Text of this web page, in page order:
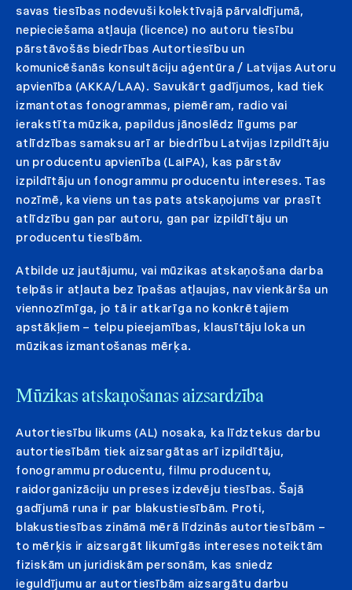
savas tiesības nodevuši kolektīvajā pārvaldījumā,
nepieciešama atļauja (licence) no autoru tiesību
pārstāvošās biedrības Autortiesību un
komunicēšanās konsultāciju aģentūra / Latvijas Autoru
apvienība (AKKA/LAA). Savukārt gadījumos, kad tiek
izmantotas fonogrammas, piemēram, radio vai
ierakstīta mūzika, papildus jānoslēdz līgums par
atlīdzības samaksu arī ar biedrību Latvijas Izpildītāju
un producentu apvienība (LaIPA), kas pārstāv
izpildītāju un fonogrammu producentu intereses. Tas
nozīmē, ka viens un tas pats atskaņojums var prasīt
atlīdzību gan par autoru, gan par izpildītāju un
producentu tiesībām.
Atbilde uz jautājumu, vai mūzikas atskaņošana darba
telpās ir atļauta bez īpašas atļaujas, nav vienkārša un
viennozīmīga, jo tā ir atkarīga no konkrētajiem
apstākļiem – telpu pieejamības, klausītāju loka un
mūzikas izmantošanas mērķa.
Mūzikas atskaņošanas aizsardzība
Autortiesību likums (AL) nosaka, ka līdztekus darbu
autortiesībām tiek aizsargātas arī izpildītāju,
fonogrammu producentu, filmu producentu,
raidorganizāciju un preses izdevēju tiesības. Šajā
gadījumā runa ir par blakustiesībām. Proti,
blakustiesības zināmā mērā līdzinās autortiesībām –
to mērķis ir aizsargāt likumīgās intereses noteiktām
fiziskām un juridiskām personām, kas sniedz
ieguldījumu ar autortiesībām aizsargātu darbu